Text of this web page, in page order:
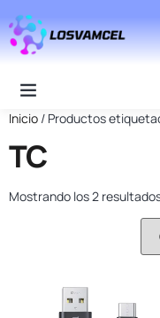
Inicio / Productos
TC
Mostrando los 2